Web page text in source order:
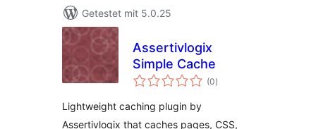
Getestet mit 5.0.25
Assertivlogix
Simple Cache
(0Bewertungen
insgesamt
)
Lightweight caching plugin by
Assertivlogix that caches pages, CSS,